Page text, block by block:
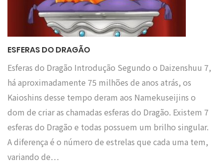
ESFERAS DO DRAGÃO
Esferas do Dragão Introdução Segundo o Daizenshuu 7,
há aproximadamente 75 milhões de anos atrás, os
Kaioshins desse tempo deram aos Namekuseijins o
dom de criar as chamadas esferas do Dragão. Existem 7
esferas do Dragão e todas possuem um brilho singular.
A diferença é o número de estrelas que cada uma tem,
variando de…